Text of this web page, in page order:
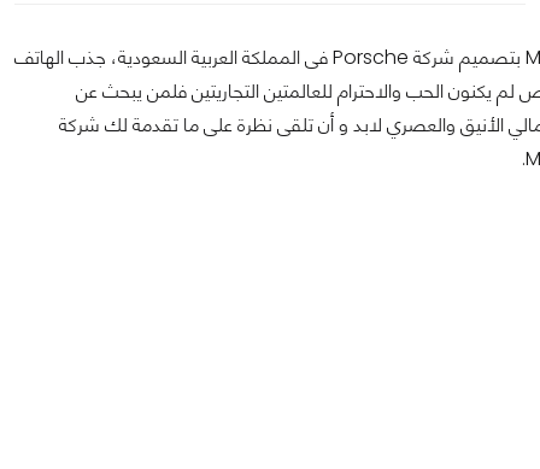
بتصميم شركة Porscheفى المملكة العربية السعودية، جذب الهاتف
يكنون الحب والاحترام للعالمتين التجاريتين فلمن يبحث عن
الأنيق والعصري لابد و أن تلقى نظرة على ما تقدمة لك شركة
.